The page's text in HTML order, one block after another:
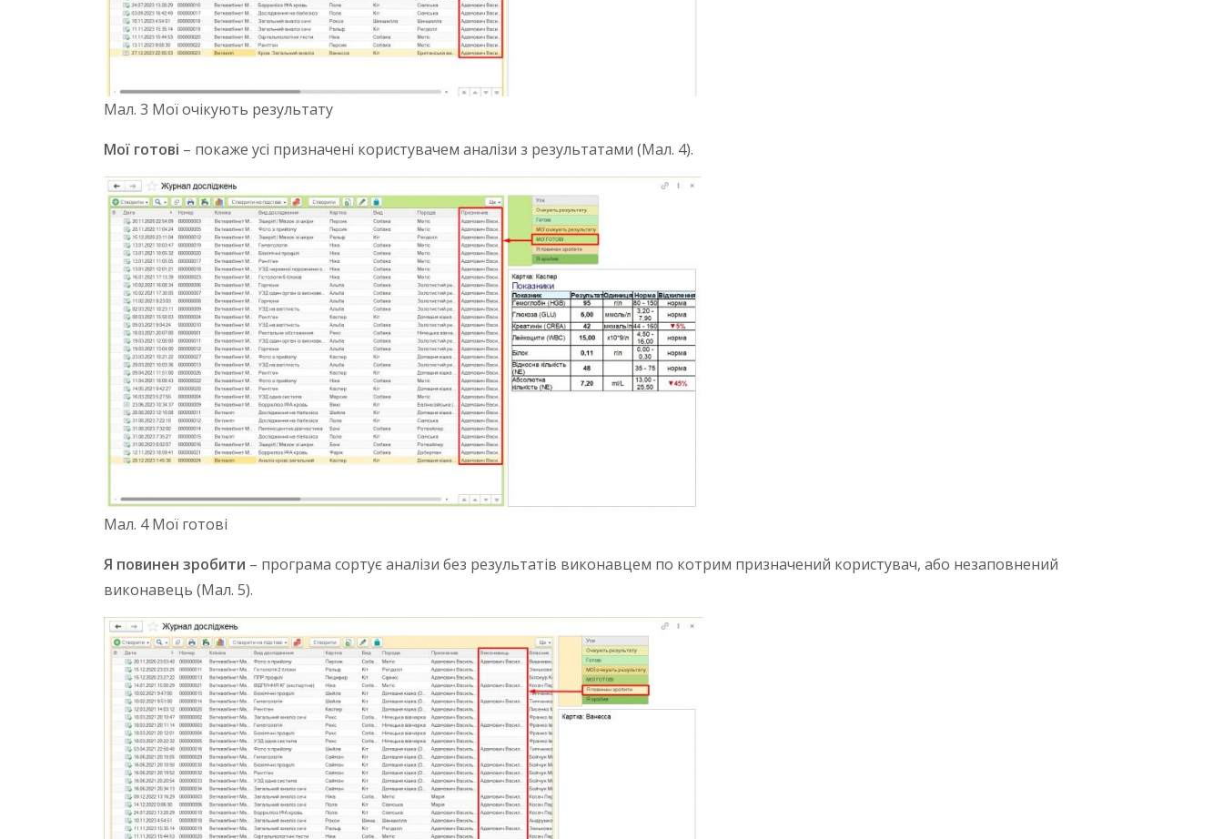
Мал. 3 Мої очікують результату
Мої готові – покаже усі призначені користувачем аналізи з результатами (Мал. 4).
Мал. 4 Мої готові
Я повинен зробити – програма сортує аналізи без результатів виконавцем по котрим призначений користувач, або незаповнений
виконавець (Мал. 5).